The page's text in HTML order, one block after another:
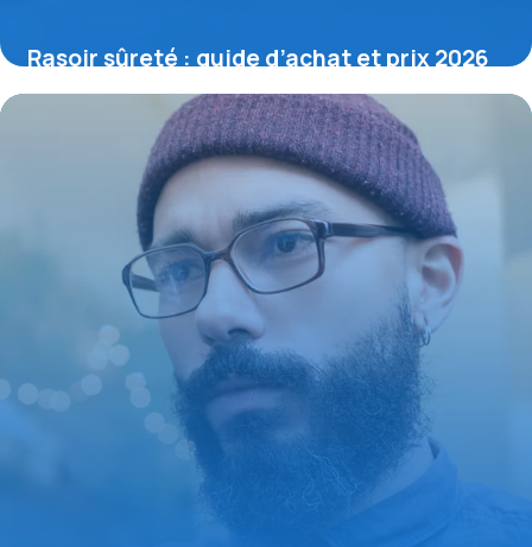
Rasoir sûreté : guide d’achat et prix 2026
19 mars 2026